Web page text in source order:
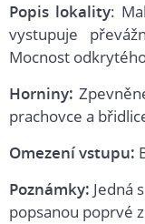
Popis lokality:
vystupuje
Mocnost
Horniny:
prachovce a
Omezení vstupu:
Poznámky: Jedná
popsanou poprvé